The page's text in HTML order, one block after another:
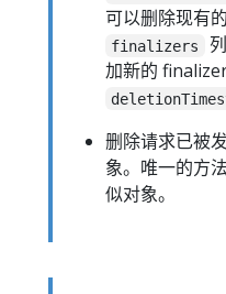
可以删除现有
finalizers
加新的
删除请求已被
象。唯一的方
似对象。